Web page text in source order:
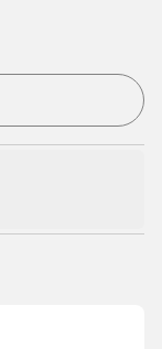
dig som medlem